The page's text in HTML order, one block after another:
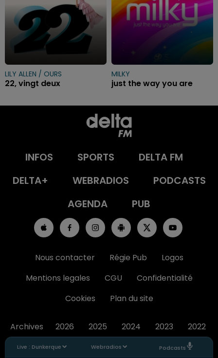
Live : Dunkerque Webradios Podcasts
LILY ALLEN / OURS
22, vingt deux
MILKY
just the way you are
INFOS SPORTS
DELTA FM
DELTA+
WEBRADIOS
PODCASTS
AGENDA
PUB
Nous contacter Régie Pub
Logos
Mentions legales
CGU
Confidentialité
Cookies
Plan du site
Archives 2026 2025 2024 2023 2022